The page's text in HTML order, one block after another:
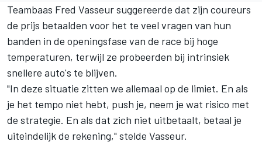
Teambaas Fred Vasseur suggereerde dat zijn coureurs
de prijs betaalden voor het te veel vragen van hun
banden in de openingsfase van de race bij hoge
temperaturen, terwijl ze probeerden bij intrinsiek
snellere auto's te blijven.
"In deze situatie zitten we allemaal op de limiet. En als
je het tempo niet hebt, push je, neem je wat risico met
de strategie. En als dat zich niet uitbetaalt, betaal je
uiteindelijk de rekening," stelde Vasseur.